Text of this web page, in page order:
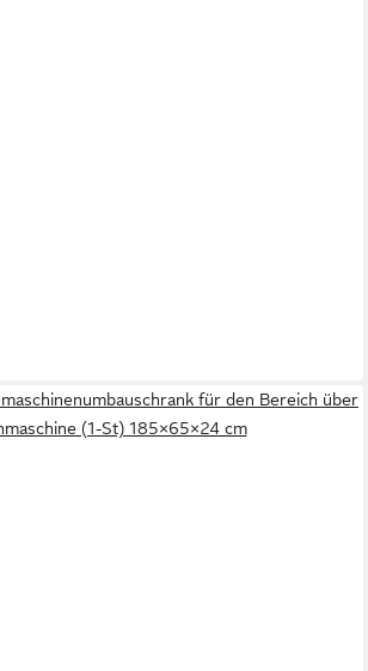
für den Bereich über
(1-St) 185×65×24 cm